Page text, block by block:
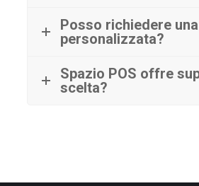
Posso richiedere
personalizzata?
Spazio POS offre
scelta?